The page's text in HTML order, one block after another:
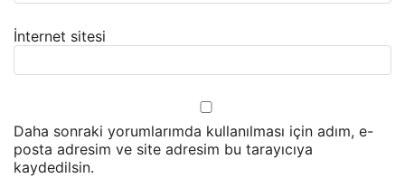
İnternet sitesi
Daha sonraki yorumlarımda kullanılması için adım, e-
posta adresim ve site adresim bu tarayıcıya
kaydedilsin.